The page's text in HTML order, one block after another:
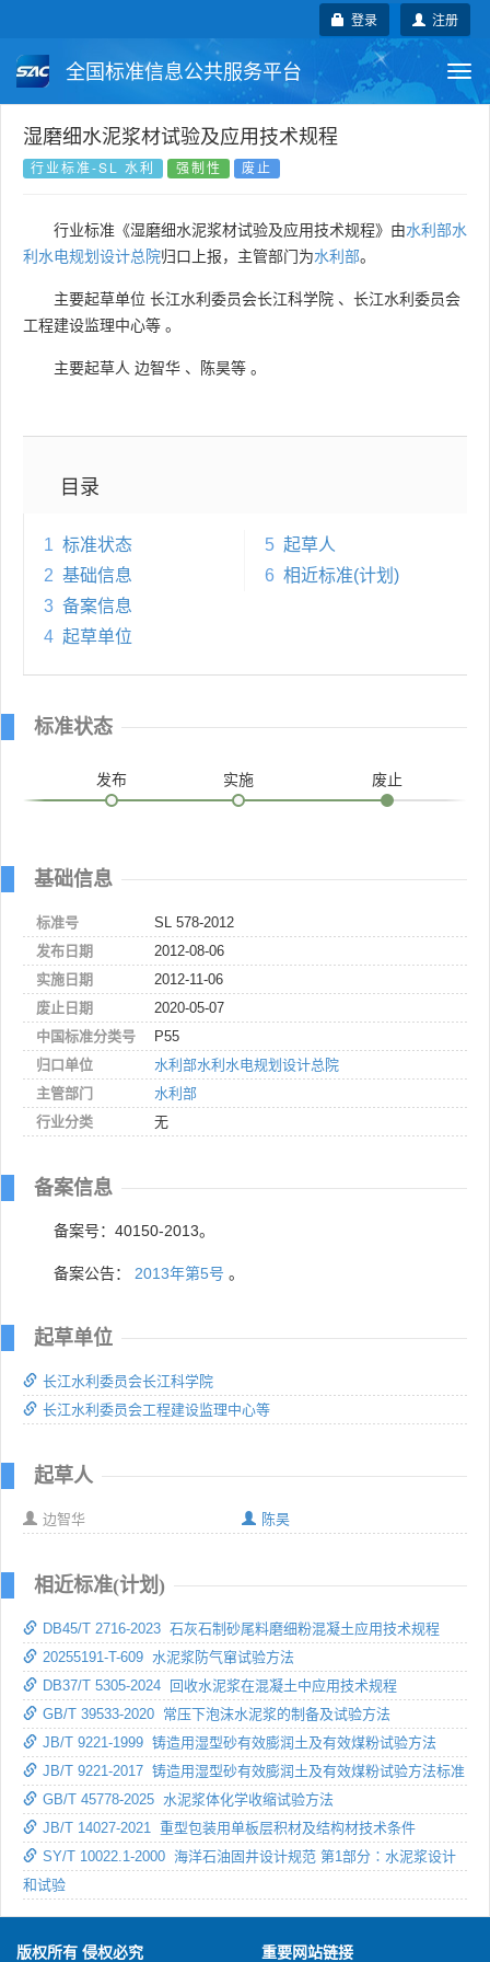
注册
登录
全国标准信息公共服务平台
国家标准 行业标准
国外标准 技术委员会
湿磨细水泥浆材试验及应用技术规程
行业标准-SL 水利 强制性 废止
行业标准《湿磨细水泥浆材试验及应用技术规程》由水利部水
利水电规划设计总院归口上报，主管部门为水利部。
主要起草单位 长江水利委员会长江科学院 、 长江水利委员会
工程建设监理中心等 。
主要起草人 边智华 、 陈昊等 。
目录
1 标准状态
2 基础信息
3 备案信息
4 起草单位
5 起草人
6 相近标准(计划)
标准状态
发布 实施 废止
基础信息
标准号
SL 578-2012
发布日期
2012-08-06
实施日期
2012-11-06
废止日期
2020-05-07
中国标准分类号
P55
归口单位
水利部水利水电规划设计总院
主管部门
水利部
行业分类
无
备案信息
备案号：40150-2013。
备案公告： 2013年第5号 。
起草单位
长江水利委员会长江科学院
长江水利委员会工程建设监理中心等
起草人
边智华 陈昊
相近标准(计划)
DB45/T 2716-2023 石灰石制砂尾料磨细粉混凝土应用技术规程
20255191-T-609 水泥浆防气窜试验方法
DB37/T 5305-2024 回收水泥浆在混凝土中应用技术规程
GB/T 39533-2020 常压下泡沫水泥浆的制备及试验方法
JB/T 9221-1999 铸造用湿型砂有效膨润土及有效煤粉试验方法
JB/T 9221-2017 铸造用湿型砂有效膨润土及有效煤粉试验方法标准
GB/T 45778-2025 水泥浆体化学收缩试验方法
JB/T 14027-2021 重型包装用单板层积材及结构材技术条件
SY/T 10022.1-2000 海洋石油固井设计规范 第1部分∶水泥浆设计
和试验
版权所有 侵权必究 重要网站链接